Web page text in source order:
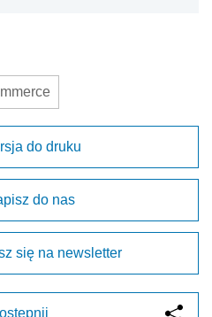
do druku
do nas
się na newsletter